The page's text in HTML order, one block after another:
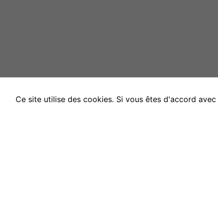
Ce site utilise des cookies. Si vous êtes d'accord